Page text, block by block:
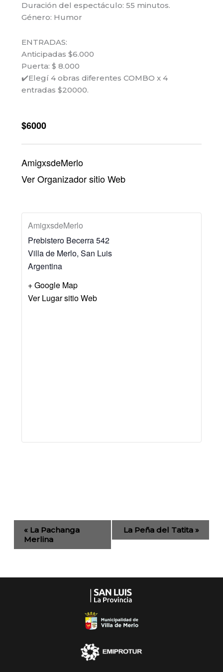
Duración del espectáculo: 55 minutos.
Género: Humor
ENTRADAS:
Anticipadas $6.000
Puerta: $ 8.000
✔️Elegí 4 obras diferentes COMBO x 4
entradas $20000.
$6000
AmigxsdeMerlo
Ver Organizador sitio Web
AmigxsdeMerlo
Prebistero Becerra 542
Villa de Merlo, San Luis
Argentina
+ Google Map
Ver Lugar sitio Web
Evento
Navegación
« La Pachanga
Merlina
La Peña del Tatita »